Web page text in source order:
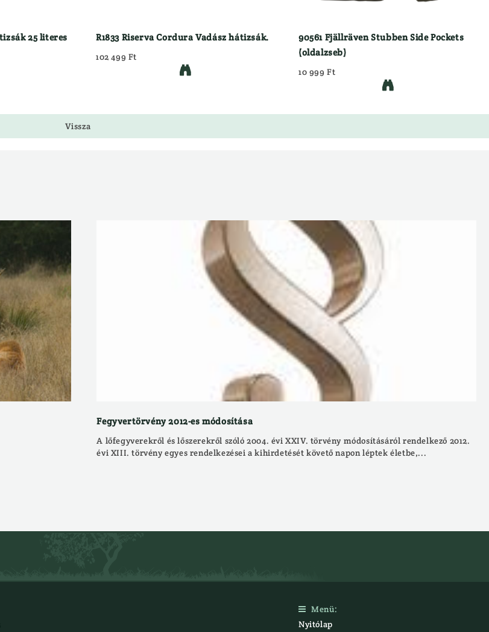
25 literes R1833 Riserva Cordura Vadász hátizsák.
102 499 Ft

90561 Fjällräven Stubben Side Pockets
(oldalzseb)
10 999 Ft

Vissza
Fegyvertörvény 2012-es módosítása
A lőfegyverekről és lőszerekről szóló 2004. évi XXIV. törvény módosításáról rendelkező 2012.
évi XIII. törvény egyes rendelkezései a kihirdetését követő napon léptek életbe,...

Menü:
Nyitólap